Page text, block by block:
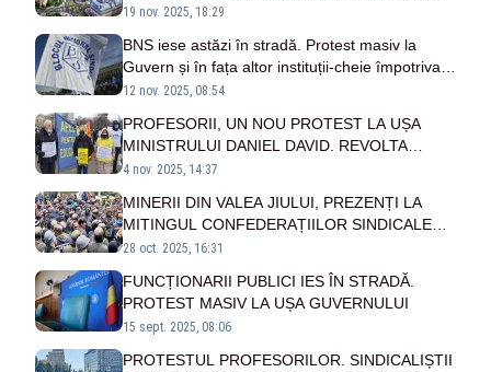
tare decât gaura bugetară”
19 nov. 2025, 18:29
BNS iese astăzi în stradă. Protest masiv la
Guvern și în fața altor instituții-cheie împotriva
sărăcirii salariaților și a politicilor anti-muncă
12 nov. 2025, 08:54
PROFESORII, UN NOU PROTEST LA UȘA
MINISTRULUI DANIEL DAVID. REVOLTA
DASCĂLILOR UMILIȚI DE MINISTRU ȘI
4 nov. 2025, 14:37
MINERII DIN VALEA JIULUI, PREZENȚI LA
MITINGUL CONFEDERAȚIILOR SINDICALE
DE LA BUCUREȘTI. MAI MULTE MINE, ÎN
28 oct. 2025, 16:31
FUNCȚIONARII PUBLICI IES ÎN STRADĂ.
PROTEST MASIV LA UȘA GUVERNULUI
15 sept. 2025, 08:06
PROTESTUL PROFESORILOR. SINDICALIȘTII